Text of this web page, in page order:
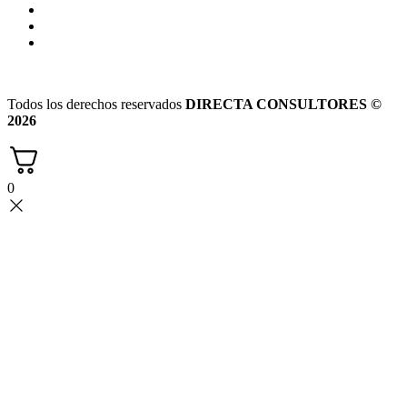
Todos los derechos reservados DIRECTA CONSULTORES ©
2026
0